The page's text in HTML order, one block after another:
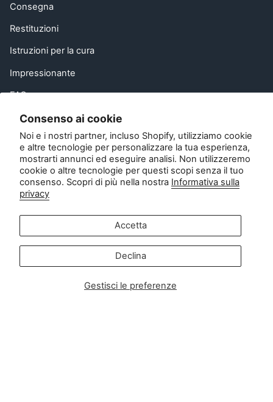
Consenso ai cookie
Noi e i nostri partner, incluso Shopify, utilizziamo cookie
e altre tecnologie per personalizzare la tua esperienza,
mostrarti annunci ed eseguire analisi. Non utilizzeremo
cookie o altre tecnologie per questi scopi senza il tuo
consenso. Scopri di più nella nostra Informativa sulla
privacy
Gestisci le preferenze
Accetta
Declina
Consegna
Restituzioni
Istruzioni per la cura
Impressionante
FAQ
Invita un amico
EU Right of Withdrawal
Contatto
Servizio clienti:
Richieste di informazioni alla stampa o di partnership:
Diventa social con noi